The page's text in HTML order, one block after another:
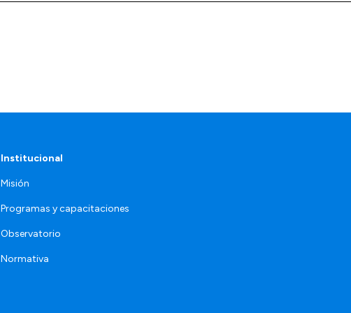
Institucional
Misión
Programas y capacitaciones
Observatorio
Normativa